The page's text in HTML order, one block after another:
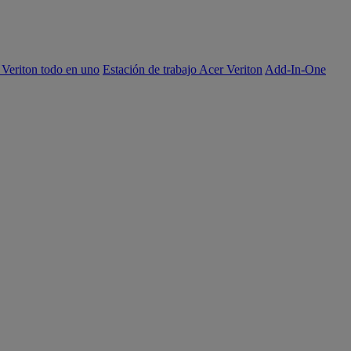
todo en uno Estación de trabajo Acer Veriton Add-In-One